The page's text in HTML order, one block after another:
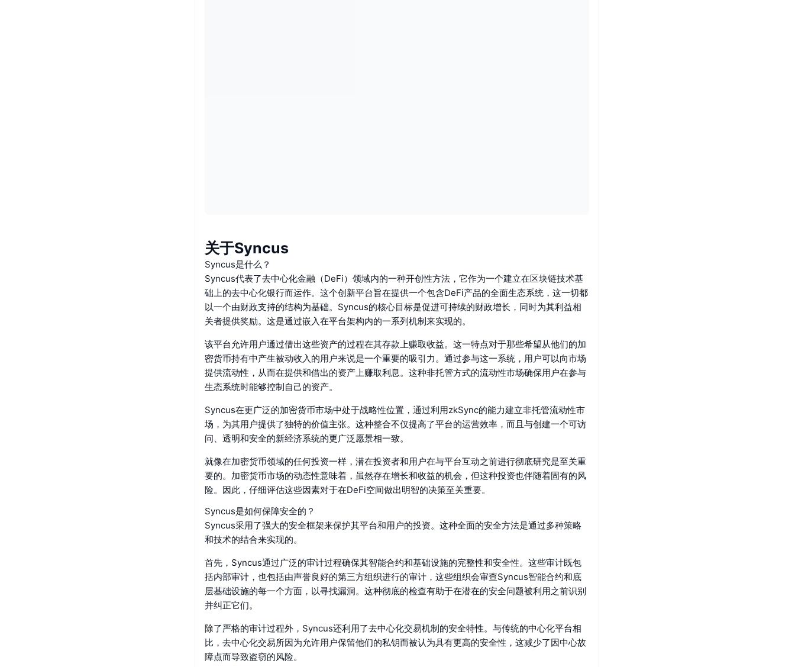
关于Syncus
Syncus是什么？
Syncus代表了去中心化金融（DeFi）领域内的一种开创性方法，它作为一个建立在区块链技术基
础上的去中心化银行而运作。这个创新平台旨在提供一个包含DeFi产品的全面生态系统，这一切都
以一个由财政支持的结构为基础。Syncus的核心目标是促进可持续的财政增长，同时为其利益相
关者提供奖励。这是通过嵌入在平台架构内的一系列机制来实现的。
该平台允许用户通过借出这些资产的过程在其存款上赚取收益。这一特点对于那些希望从他们的加
密货币持有中产生被动收入的用户来说是一个重要的吸引力。通过参与这一系统，用户可以向市场
提供流动性，从而在提供和借出的资产上赚取利息。这种非托管方式的流动性市场确保用户在参与
生态系统时能够控制自己的资产。
Syncus在更广泛的加密货币市场中处于战略性位置，通过利用zkSync的能力建立非托管流动性市
场，为其用户提供了独特的价值主张。这种整合不仅提高了平台的运营效率，而且与创建一个可访
问、透明和安全的新经济系统的更广泛愿景相一致。
就像在加密货币领域的任何投资一样，潜在投资者和用户在与平台互动之前进行彻底研究是至关重
要的。加密货币市场的动态性意味着，虽然存在增长和收益的机会，但这种投资也伴随着固有的风
险。因此，仔细评估这些因素对于在DeFi空间做出明智的决策至关重要。
Syncus是如何保障安全的？
Syncus采用了强大的安全框架来保护其平台和用户的投资。这种全面的安全方法是通过多种策略
和技术的结合来实现的。
首先，Syncus通过广泛的审计过程确保其智能合约和基础设施的完整性和安全性。这些审计既包
括内部审计，也包括由声誉良好的第三方组织进行的审计，这些组织会审查Syncus智能合约和底
层基础设施的每一个方面，以寻找漏洞。这种彻底的检查有助于在潜在的安全问题被利用之前识别
并纠正它们。
除了严格的审计过程外，Syncus还利用了去中心化交易机制的安全特性。与传统的中心化平台相
比，去中心化交易所因为允许用户保留他们的私钥而被认为具有更高的安全性，这减少了因中心故
障点而导致盗窃的风险。